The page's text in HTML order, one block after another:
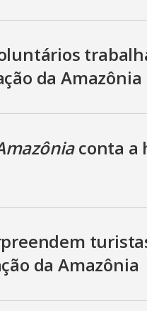
da Amazônia
conta a
da Amazônia